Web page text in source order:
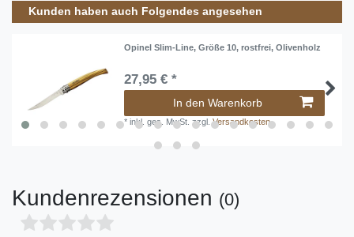
Kunden haben auch Folgendes angesehen
Opinel Slim-Line, Größe 10, rostfrei, Olivenholz
27,95 € *
In den Warenkorb
*inkl. ges. MwSt. zzgl.Versandkosten
Kundenrezensionen (0)